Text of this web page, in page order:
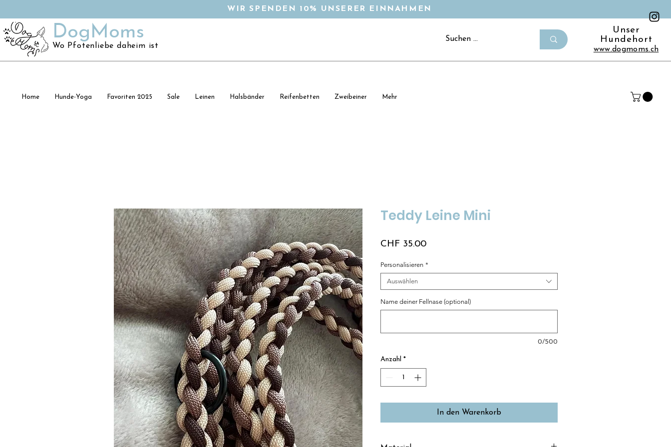
WIR SPENDEN 10% UNSERER EINNAHMEN
DogMoms
Wo Pfotenliebe daheim ist
Unser
Hundehort
www.dogmoms.ch
Home Hunde-Yoga Favoriten 2025 Sale Leinen Halsbänder Reifenbetten Zweibeiner Mehr
Teddy Leine Mini
CHF 35.00Preis
Personalisieren *
Auswählen
Name deiner Fellnase (optional)
0/500
Anzahl *
In den Warenkorb